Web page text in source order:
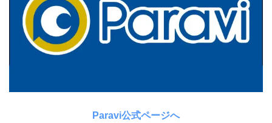
Paravi公式ページへ